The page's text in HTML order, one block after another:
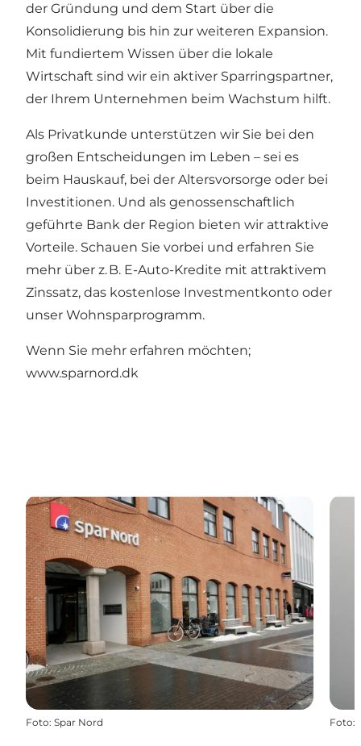
der Gründung und dem Start über die
Konsolidierung bis hin zur weiteren Expansion.
Mit fundiertem Wissen über die lokale
Wirtschaft sind wir ein aktiver Sparringspartner,
der Ihrem Unternehmen beim Wachstum hilft.
Als Privatkunde unterstützen wir Sie bei den
großen Entscheidungen im Leben – sei es
beim Hauskauf, bei der Altersvorsorge oder bei
Investitionen. Und als genossenschaftlich
geführte Bank der Region bieten wir attraktive
Vorteile. Schauen Sie vorbei und erfahren Sie
mehr über z. B. E-Auto-Kredite mit attraktivem
Zinssatz, das kostenlose Investmentkonto oder
unser Wohnsparprogramm.
Wenn Sie mehr erfahren möchten;
www.sparnord.dk
Foto: Spar Nord Foto: